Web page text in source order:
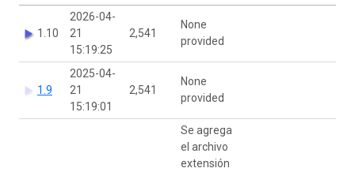
1.10
2026-04-
21
15:19:25
2,541
None
provided
1.9
2025-04-
21
15:19:01
2,541
None
provided
Se agrega
el archivo
extensión